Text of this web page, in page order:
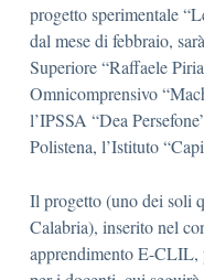
progetto sperimentale
dal mese di febbraio,
Superiore “Raffaele
Omnicomprensivo
l’IPSSA “Dea
Polistena, l’Istituto
Il progetto (uno dei soli
Calabria), inserito nel
apprendimento E-CLIL,